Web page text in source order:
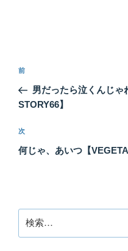
投
ナ
ゲ
ー
前
の
投
前
男だったら泣くんじ
STORY66】
次
の
次
何じゃ、あいつ【
索: